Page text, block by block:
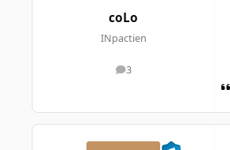
coLo
INpactien
3
messages